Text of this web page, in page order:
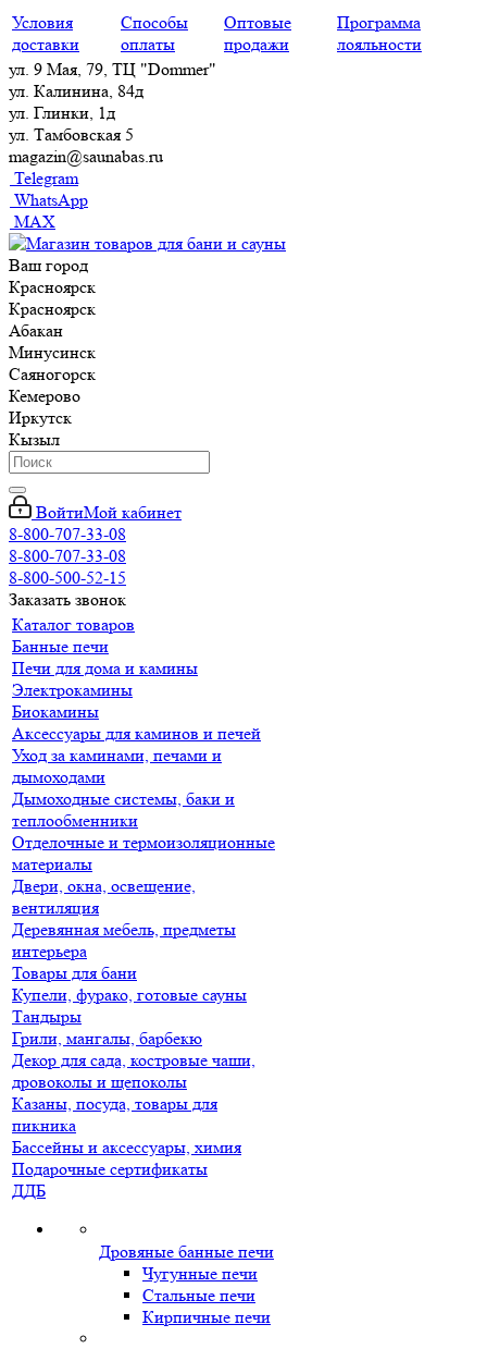
Условия
доставки
Способы
оплаты
Оптовые
продажи
Программа
лояльности
ул. 9 Мая, 79, ТЦ "Dommer"
ул. Калинина, 84д
ул. Глинки, 1д
ул. Тамбовская 5
magazin@saunabas.ru
Telegram
WhatsApp
MAX
Ваш город
Красноярск
Красноярск
Абакан
Минусинск
Саяногорск
Кемерово
Иркутск
Кызыл
ВойтиМой кабинет
8-800-707-33-08
8-800-707-33-08
8-800-500-52-15
Заказать звонок
Каталог товаров
Банные печи
Печи для дома и камины
Электрокамины
Биокамины
Аксессуары для каминов и печей
Уход за каминами, печами и
дымоходами
Дымоходные системы, баки и
теплообменники
Отделочные и термоизоляционные
материалы
Двери, окна, освещение,
вентиляция
Деревянная мебель, предметы
интерьера
Товары для бани
Купели, фурако, готовые сауны
Тандыры
Грили, мангалы, барбекю
Декор для сада, костровые чаши,
дровоколы и щепоколы
Казаны, посуда, товары для
пикника
Бассейны и аксессуары, химия
Подарочные сертификаты
ДДБ
Дровяные банные печи
Чугунные печи
Стальные печи
Кирпичные печи